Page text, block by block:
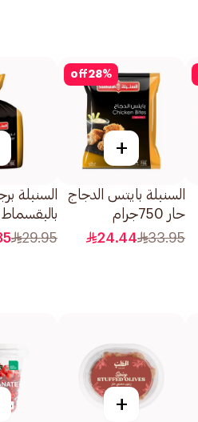
28%
off
+
السنبلة بايتس الدجاج
حار 750جرام
33.95
24.44
السنبلة
بالبقسماط 750جرام
29.95
+